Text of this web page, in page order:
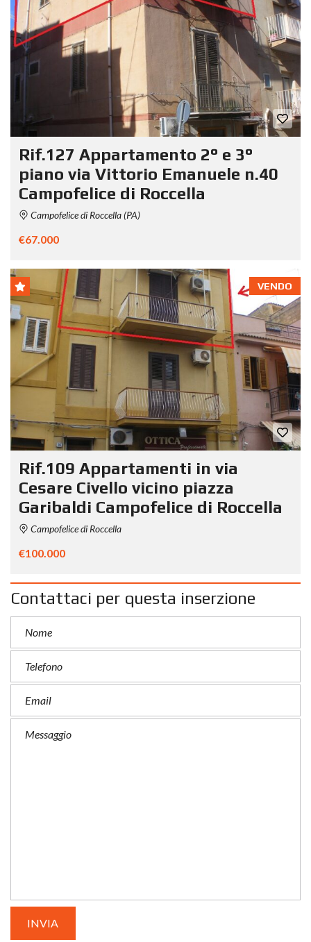
Rif.127 Appartamento 2° e 3°
piano via Vittorio Emanuele n.40
Campofelice di Roccella
Campofelice di Roccella (PA)
€67.000
VENDO
Rif.109 Appartamenti in via
Cesare Civello vicino piazza
Garibaldi Campofelice di Roccella
Campofelice di Roccella
€100.000
Contattaci per questa inserzione